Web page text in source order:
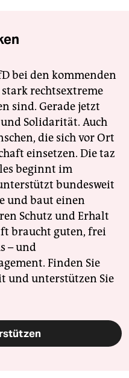
bei den kommenden
rechtsextreme
sind. Gerade jetzt
Solidarität. Auch
die sich vor Ort
einsetzen. Die taz
beginnt im
bundesweit
und baut einen
Schutz und Erhalt
braucht guten, frei
– und
Finden Sie
und unterstützen Sie